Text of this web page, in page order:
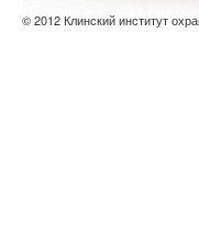
© 2012 Клинский институт